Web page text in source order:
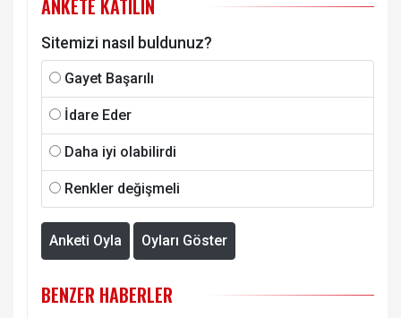
ANKETE KATILIN
Sitemizi nasıl buldunuz?
Gayet Başarılı
İdare Eder
Daha iyi olabilirdi
Renkler değişmeli
Anketi Oyla Oyları Göster
BENZER HABERLER